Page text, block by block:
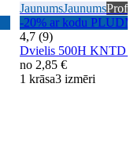
JaunumsJaunums
-20% ar kodu
4,7 (9)
Dvielis 500H KNTD
no 2,85 €
1 krāsa3 izmēri